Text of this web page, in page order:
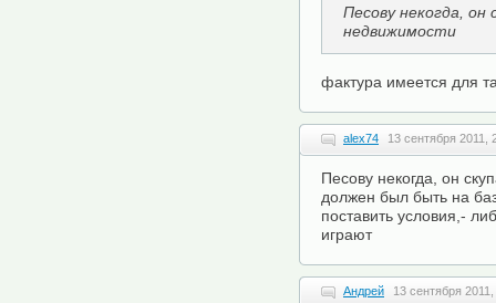
Песову некогда, он
недвижимости
фактура имеется для
alex74 13 сентября 2011,
Песову некогда, он
должен был быть на
поставить условия,-
играют
Андрей 13 сентября